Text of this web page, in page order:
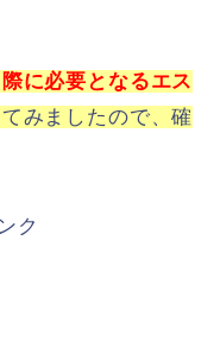
に必要となるエス
みましたので、確
ク